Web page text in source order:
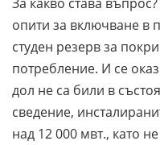
опити за включване в
студен резерв за
потребление. И се
дол не са били в
сведение,
над 12 000 мвт., като